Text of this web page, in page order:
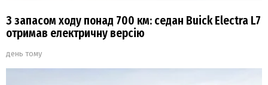
З запасом ходу понад 700 км: седан Buick Electra L7
отримав електричну версію
день тому